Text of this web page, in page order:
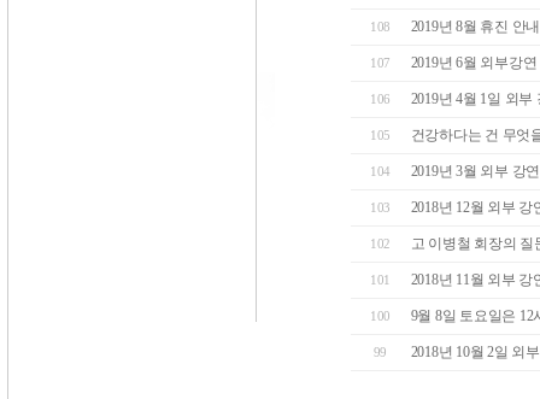
108 2019년 8월 휴진 안
107 2019년 6월 외부강
106 2019년 4월 1일 외부
105 건강하다는 건 무엇
104 2019년 3월 외부 강
103 2018년 12월 외부
102 고 이병철 회장의
101 2018년 11월 외부
100 9월 8일 토요일은
99 2018년 10월 2일 외